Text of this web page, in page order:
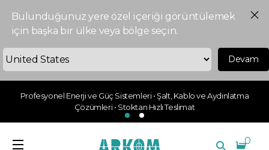
Bulunduğunuz yere özel içeriği görüntülemek
için başka bir ülke veya bölge seçin.
Devam
Profesyonel Enerji ve Güç Sistemleri • Şalt, Kablo ve Aydınlatma
Çözümleri • Stoktan Hızlı Teslimat
0